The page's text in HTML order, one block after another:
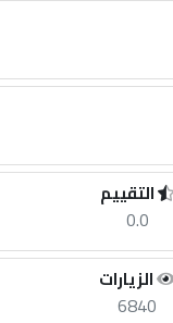
التقييم
0.0
الزيارات
6840